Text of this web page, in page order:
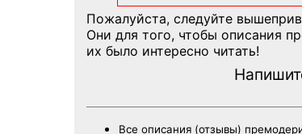
Пожалуйста, следуйте
Они для того, чтобы описания
их было интересно читать!
Все описания (отзывы)